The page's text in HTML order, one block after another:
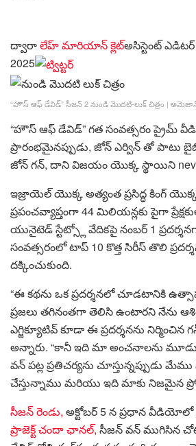
ద్వారాలేహ్ మారియాన్ క్లెట్అసిస్టెంట్ ఎడిటర్
2025
“హౌస్ ఆఫ్ డేవిడ్” సీజన్ 2 నుండి మొదటి-లుక్ చిత్రం | అమెజాన్
“హౌస్ ఆఫ్ డేవిడ్” గత సంవత్సరం ప్రైమ్
ప్రారంభమైనప్పుడు, జోన్ ఎర్విన్ తో పాటు
జోన్ గన్, దాని విజయం యొక్క స్థాయిని
ఇజ్రాయెల్ యొక్క అత్యంత ప్రసిద్ధ కింగ్
ప్రపంచవ్యాప్తంగా 44 మిలియన్లకు పైగా
యునైటెడ్ స్టేట్స్లో వేదికపై నంబర్ 1
సంవత్సరంలో టాప్ 10 కొత్త సిరీస్ తొలి
దక్కించుకుంది.
“ఈ కథను ఒక ప్రదర్శనలో చూడటానికి
ప్రజలు తగినంతగా తెలిసి ఉంటారని నేను
ఎగ్జిక్యూటివ్ కూడా ఈ ప్రదర్శనను నిర్మించిన
అన్నారు. “కానీ ఇది మా అంచనాలను మూడు
వన్ పట్ల ప్రతిచర్యను చూస్తున్నప్పుడు
చేస్తున్నాము మరియు ఇది మాకు నిజమైన
సీజన్ రెండు, అక్టోబర్ 5 న ప్రధాన
ప్రాజెక్ట్ చందా ఛానల్, సీజన్ వన్ ముగిసిన చోట